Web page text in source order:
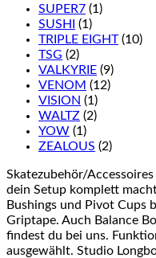
SUPER7 (1)
SUSHI
(1)
TRIPLE EIGHT (10)
TSG (2)
VALKYRIE (9)
VENOM (12)
VISION (1)
WALTZ (2)
YOW (1)
ZEALOUS (2)
Skatezubehör/
dein Setup komplett
Bushings und Pivot Cups
Griptape. Auch Balance
findest du bei uns.
ausgewählt. Studio